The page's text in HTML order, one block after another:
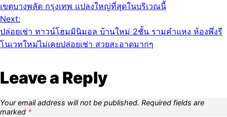
เขตบางพลัด กรุงเทพ แปลงใหญ่ที่สุดในบริเวณนี้
Next:
ปล่อยเช่า ทาวน์โฮมมินิมอล บ้านใหม่ 2ชั้น รามคำแหง ห้องพึ่งรี
โนเวทใหม่ไม่เคยปล่อยเช่า สวยสะอาดมากๆ
Leave a Reply
Your email address will not be published. Required fields are
marked *